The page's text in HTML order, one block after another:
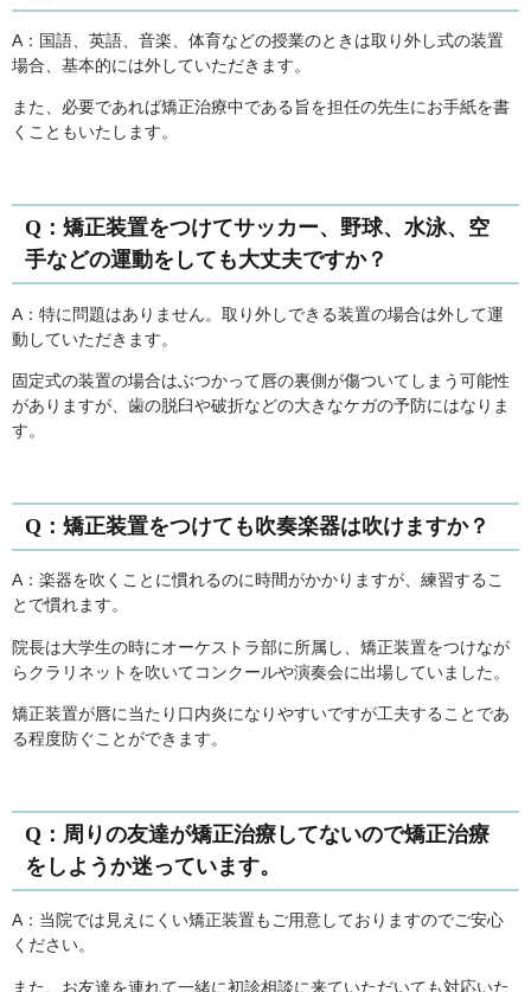
A：国語、英語、音楽、体育などの授業のときは取り外し式の装置
場合、基本的には外していただきます。
また、必要であれば矯正治療中である旨を担任の先生にお手紙を書
くこともいたします。
Q：矯正装置をつけてサッカー、野球、水泳、空
手などの運動をしても大丈夫ですか？
A：特に問題はありません。取り外しできる装置の場合は外して運
動していただきます。
固定式の装置の場合はぶつかって唇の裏側が傷ついてしまう可能性
がありますが、歯の脱臼や破折などの大きなケガの予防にはなりま
す。
Q：矯正装置をつけても吹奏楽器は吹けますか？
A：楽器を吹くことに慣れるのに時間がかかりますが、練習するこ
とで慣れます。
院長は大学生の時にオーケストラ部に所属し、矯正装置をつけなが
らクラリネットを吹いてコンクールや演奏会に出場していました。
矯正装置が唇に当たり口内炎になりやすいですが工夫することであ
る程度防ぐことができます。
Q：周りの友達が矯正治療してないので矯正治療
をしようか迷っています。
A：当院では見えにくい矯正装置もご用意しておりますのでご安心
ください。
また、お友達を連れて一緒に初診相談に来ていただいても対応いた